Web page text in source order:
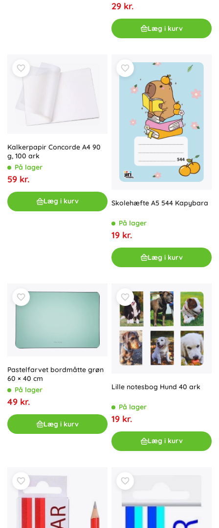
29 kr.
Læg i kurv
Kalkerpapir Concorde A4 90
g, 100 ark
På lager
59 kr.
Læg i kurv Skolehæfte A5 544 Kapybara
På lager
19 kr.
Læg i kurv
Pastelfarvet bordmåtte grøn
60 × 40 cm
På lager
49 kr.
Læg i kurv
Lille notesbog Hund 40 ark
På lager
19 kr.
Læg i kurv